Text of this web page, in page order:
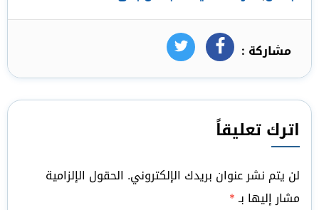
مشاركة : فيسبوكتويتر
اترك تعليقاً
لن يتم نشر عنوان بريدك الإلكتروني. الحقول الإلزامية
مشار إليها بـ*